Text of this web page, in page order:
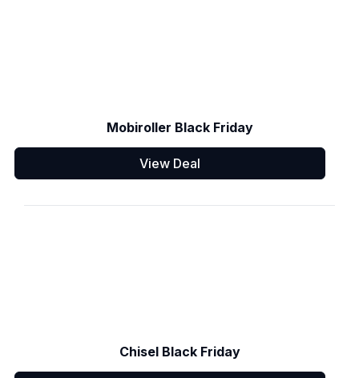
Mobiroller Black Friday
View Deal
Chisel Black Friday